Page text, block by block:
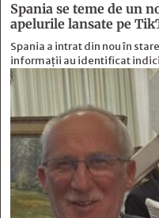
Spania se teme de un
apelurile lansate pe
Spania a intrat din nou în
informații au identificat